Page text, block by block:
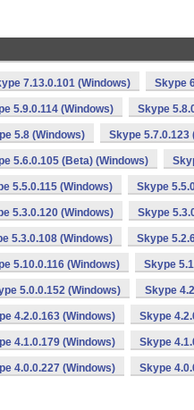
7.13.0.101 (Windows) Skype
5.9.0.114 (Windows) Skype
5.8 (Windows) Skype 5.7.0.123
5.6.0.105 (Beta) (Windows)
5.5.0.115 (Windows) Skype
5.3.0.120 (Windows) Skype
5.3.0.108 (Windows) Skype
5.10.0.116 (Windows) Skype
5.0.0.152 (Windows) Skype
4.2.0.163 (Windows) Skype
4.1.0.179 (Windows) Skype
4.0.0.227 (Windows) Skype